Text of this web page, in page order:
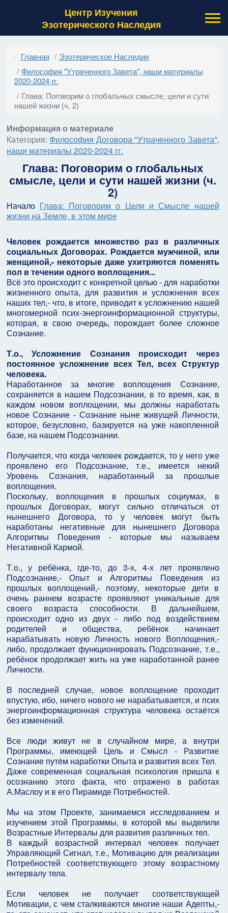
Центр Изучения
Эзотерического Наследия
Главная
Эзотерическое Наследие
Философия "Утраченного Завета", наши материалы
2020-2024 гг.
Глава: Поговорим о глобальных смысле, цели и сути
нашей жизни (ч. 2)
Информация о материале
Категория: Философия Договора "Утраченного Завета",
наши материалы 2020-2024 гг.
Глава: Поговорим о глобальных
смысле, цели и сути нашей жизни (ч.
2)
Начало Глава: Поговорим о Цели и Смысле нашей
жизни на Земле, в этом мире
Человек рождается множество раз в различных
социальных Договорах. Рождается мужчиной, или
женщиной,- некоторые даже ухитряются поменять
пол в течении одного воплощения...
Всё это происходит с конкретной целью - для наработки
жизненного опыта, для развития и усложнения всех
наших тел,- что, в итоге, приводит к усложнению нашей
многомерной псих-энергоинформационной структуры,
которая, в свою очередь, порождает более сложное
Сознание.
Т.о., Усложнение Сознания происходит через
постоянное усложнение всех Тел, всех Структур
человека.
Наработанное за многие воплощения Сознание,
сохраняется в нашем Подсознании, в то время, как, в
каждом новом воплощении, мы должны наработать
новое Сознание - Сознание ныне живущей Личности,
которое, безусловно, базируется на уже накопленной
базе, на нашем Подсознании.
Получается, что когда человек рождается, то у него уже
проявлено его Подсознание, т.е., имеется некий
Уровень Сознания, наработанный за прошлые
воплощения.
Поскольку, воплощения в прошлых социумах, в
прошлых Договорах, могут сильно отличаться от
нынешнего Договора, то у человек могут быть
наработаны негативные для нынешнего Договора
Алгоритмы Поведения - которые мы называем
Негативной Кармой.
Т.о., у ребёнка, где-то, до 3-х, 4-х лет проявлено
Подсознание,- Опыт и Алгоритмы Поведения из
прошлых воплощений,- поэтому, некоторые дети в
очень раннем возрасте проявляют уникальные для
своего возраста способности. В дальнейшем,
происходит одно из двух - либо под воздействием
родителей и общества, ребёнок начинает
нарабатывать новую Личность нового Воплощения,-
либо, продолжает функционировать Подсознание, т.е.,
ребёнок продолжает жить на уже наработанной ранее
Личности.
В последней случае, новое воплощение проходит
впустую, ибо, ничего нового не нарабатывается, и псих
энергоинформационная структура человека остаётся
без изменений.
Все люди живут не в случайном мире, а внутри
Программы, имеющей Цель и Смысл - Развитие
Сознание путём наработки Опыта и развития всех Тел.
Даже современная социальная психология пришла к
осознанию этого факта, что отражено в работах
А.Маслоу и в его Пирамиде Потребностей.
Мы на этом Проекте, занимаемся исследованием и
изучением этой Программы, в которой мы выделили
Возрастные Интервалы для развития различных тел.
В каждый возрастной интервал человек получает
Управляющий Сигнал, т.е., Мотивацию для реализации
Потребностей соответствующего этому возрастному
интервалу тела.
Если человек не получает соответствующей
Мотивации, с чем сталкиваются многие наши Адепты,-